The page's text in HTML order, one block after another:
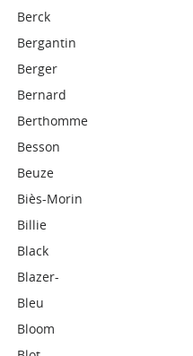
Berck
Bergantin
Berger
Bernard
Berthomme
Besson
Beuze
Biès-Morin
Billie
Black
Blazer-
Bleu
Bloom